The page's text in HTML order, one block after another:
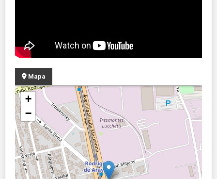
Mapa
+
−